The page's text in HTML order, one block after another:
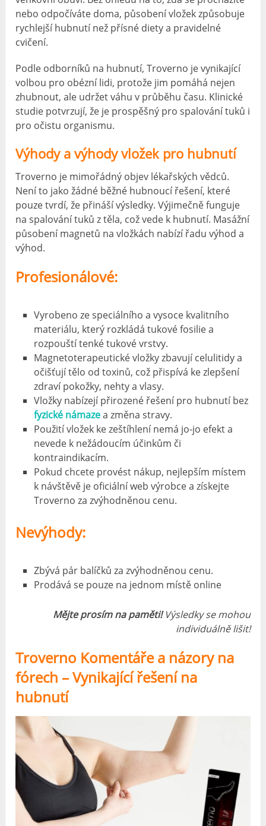
nebo odpočíváte doma, působení vložek způsobuje
rychlejší hubnutí než přísné diety a pravidelné
cvičení.
Podle odborníků na hubnutí, Troverno je vynikající
volbou pro obézní lidi, protože jim pomáhá nejen
zhubnout, ale udržet váhu v průběhu času. Klinické
studie potvrzují, že je prospěšný pro spalování tuků i
pro očistu organismu.
Výhody a výhody vložek pro hubnutí
Troverno je mimořádný objev lékařských vědců.
Není to jako žádné běžné hubnoucí řešení, které
pouze tvrdí, že přináší výsledky. Výjimečně funguje
na spalování tuků z těla, což vede k hubnutí. Masážní
působení magnetů na vložkách nabízí řadu výhod a
výhod.
Profesionálové:
Vyrobeno ze speciálního a vysoce kvalitního
materiálu, který rozkládá tukové fosilie a
rozpouští tenké tukové vrstvy.
Magnetoterapeutické vložky zbavují celulitidy a
očišťují tělo od toxinů, což přispívá ke zlepšení
zdraví pokožky, nehty a vlasy.
Vložky nabízejí přirozené řešení pro hubnutí bez
fyzické námazea změna stravy.
Použití vložek ke zeštíhlení nemá jo-jo efekt a
nevede k nežádoucím účinkům či
kontraindikacím.
Pokud chcete provést nákup, nejlepším místem
k návštěvě je oficiální web výrobce a získejte
Troverno za zvýhodněnou cenu.
Nevýhody:
Zbývá pár balíčků za zvýhodněnou cenu.
Prodává se pouze na jednom místě online
Mějte prosím na paměti!Výsledky se mohou
individuálně lišit!
Troverno Komentáře a názory na
fórech – Vynikající řešení na
hubnutí